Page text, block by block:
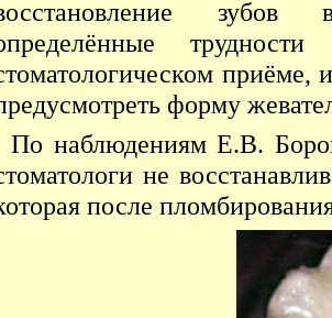
зубов
приёме,
форму
По наблюдениям Е.В.
не
после